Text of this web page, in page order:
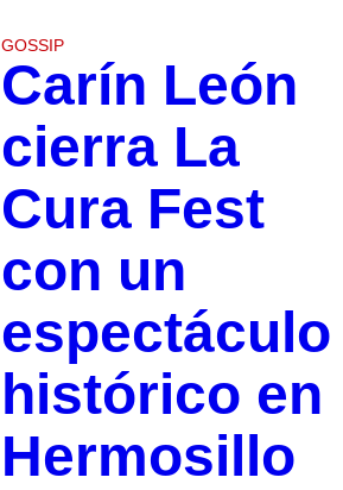
GOSSIP
Carín León
cierra La
Cura Fest
con un
espectáculo
histórico en
Hermosillo